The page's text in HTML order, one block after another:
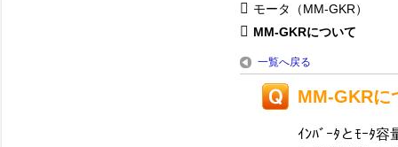
モータ（MM-GKR）
MM-GKRについて
一覧へ戻る
MM-GKRに
ｲﾝﾊﾞｰﾀとﾓｰﾀ